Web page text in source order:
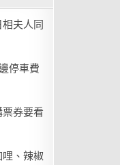
夫人同
停車費
券要看
、辣椒